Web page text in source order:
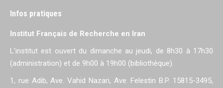
Infos pratiques
Institut Français de Recherche en Iran
L'institut est ouvert du dimanche au jeudi, de 8h30 à 17h30
(administration) et de 9h00 à 19h00 (bibliothèque).
1, rue Adib, Ave. Vahid Nazari, Ave. Felestin B.P. 15815-3495,